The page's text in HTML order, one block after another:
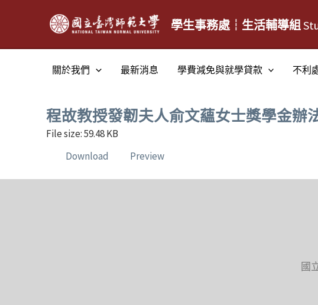
學生事務處┆生活輔導組
關於我們 最新消息 學費減免與就學貸款 不利
程故教授發韌夫人俞文蘊女士獎學金辦
File size: 59.48 KB
Download
Preview
國